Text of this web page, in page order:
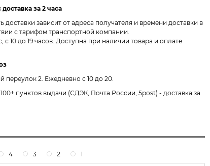
за 2 часа
доставки зависит от адреса получателя и времени доставки в
с тарифом транспортной компании.
с 10 до 19 часов. Доступна при наличии товара и оплате
переулок 2. Ежедневно с 10 до 20.
пунктов выдачи (СДЭК, Почта России, 5post) - доставка за
4 3 2 1